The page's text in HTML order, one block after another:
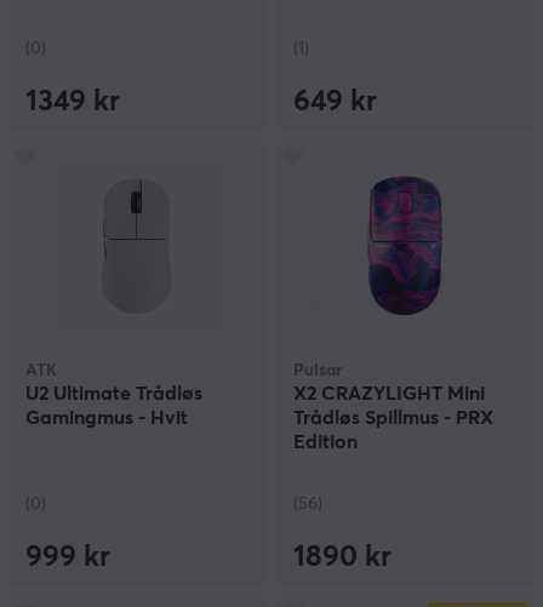
(0)
1349 kr
(1)
649 kr
ATK
U2 Ultimate Trådløs
Gamingmus - Hvit
(0)
999 kr
Pulsar
X2 CRAZYLIGHT Mini
Trådløs Spillmus - PRX
Edition
(56)
1890 kr